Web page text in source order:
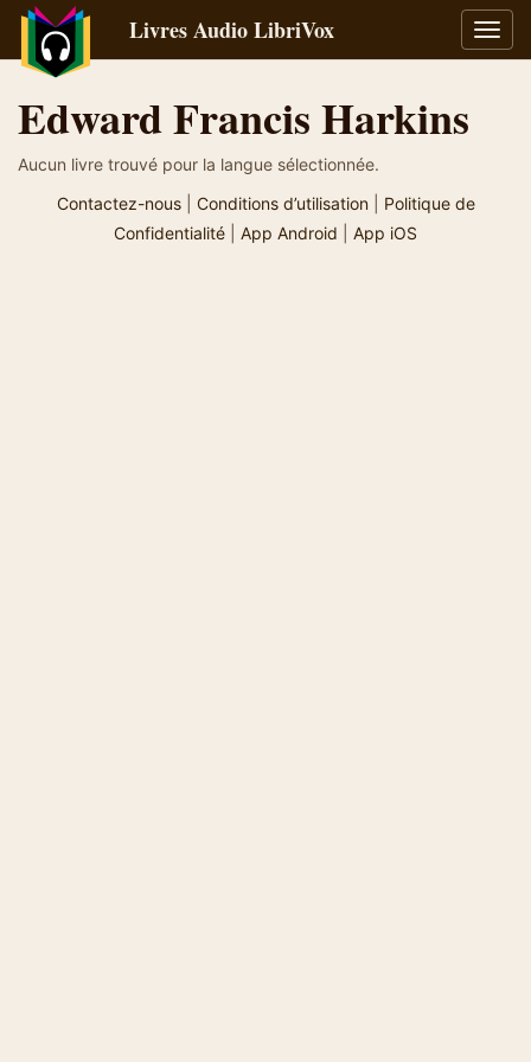
la
Livres Audio LibriVox
Edward Francis Harkins
Aucun livre trouvé pour la langue sélectionnée.
Contactez-nous| Conditions d’utilisation| Politique de
Confidentialité
App Android App iOS